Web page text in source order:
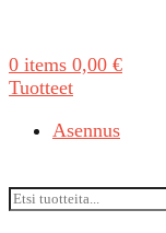
0 items 0,00 €
Tuotteet
Asennus